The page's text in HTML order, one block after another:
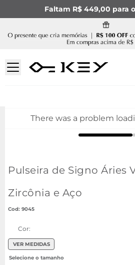
Faltam R$ 449,00 para
There was a problem
Pulseira de Signo Áries
Zircônia e Aço
: 9045
Cor:
VER MEDIDAS